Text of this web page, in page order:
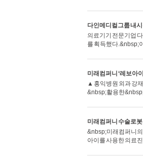
다인메디컬그룹 내시
의료기기 전문기업
를 획득했다.&nbsp;
미래컴퍼니 ‘레보아
▲ 홍익병원 외과 강
&nbsp;활용한
미래컴퍼니 수술로봇
&nbsp;미래컴퍼니의
아이를 사용한 의료